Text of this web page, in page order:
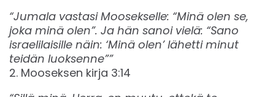
“Jumala vastasi Moosekselle: “Minä olen se,
joka minä olen”. Ja hän sanoi vielä: “Sano
israelilaisille näin: ‘Minä olen’ lähetti minut
teidän luoksenne””
2. Mooseksen kirja 3:14‬‬